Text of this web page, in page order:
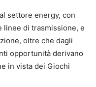
settore energy, con
linee di trasmissione, e
oltre che dagli
opportunità derivano
in vista dei Giochi